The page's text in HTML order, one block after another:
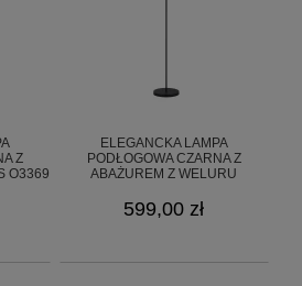
Z
O3369
ELEGANCKA LAMPA
PODŁOGOWA CZARNA Z
ABAŻUREM Z WELURU
599,00 zł